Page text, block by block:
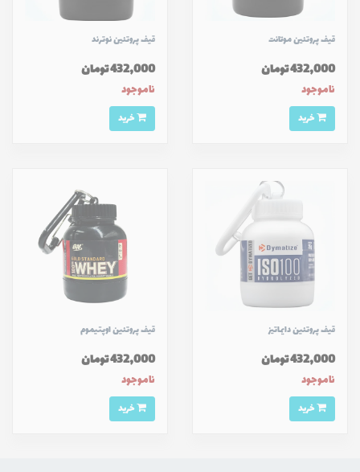
قیف پروتئين موتانت
432,000 تومان
ناموجود
قیف پروتئين نوترند
432,000 تومان
ناموجود
قیف پروتئین دايماتيز
432,000 تومان
ناموجود
قیف پروتئین اوپتیموم
432,000 تومان
ناموجود